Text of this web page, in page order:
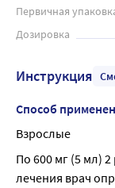
Первичная
Дозировка
Инструкция
Способ
Взрослые
По 600 мг (5 мл)
лечения врач